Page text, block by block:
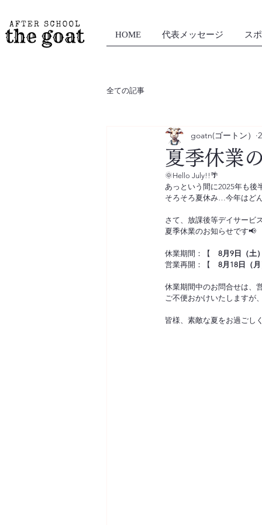
HOME 代表メッセージ ス
全ての記事
夏季休業
goatn(ゴートン）
🌞Hello July!!🌴
あっという間に2025年も後
そろそろ夏休み…今年はど
さて、放課後等デイサービ
夏季休業のお知らせです📢
休業期間：【 8月9日（土
営業再開：【 8月18日（
休業期間中のお問合せは、
ご不便おかけいたしますが
皆様、素敵な夏をお過ごし